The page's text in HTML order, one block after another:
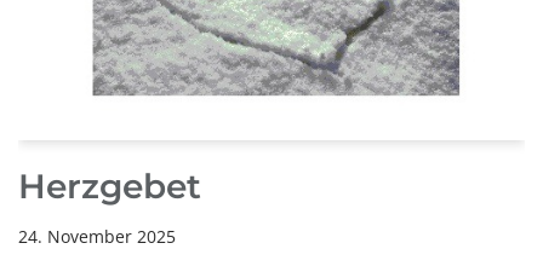
Herzgebet
24. November 2025